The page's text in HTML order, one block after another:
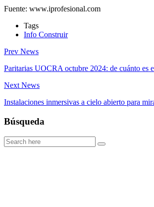
Fuente: www.iprofesional.com
Tags
Info Construir
Prev News
Paritarias UOCRA octubre 2024: de cuánto es
Next News
Instalaciones inmersivas a cielo abierto para
Búsqueda